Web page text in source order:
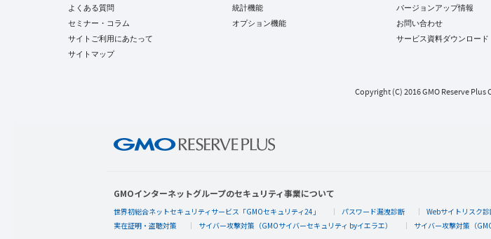
よくある質問
セミナー・コラム
サイトご利用にあたって
サイトマップ
統計機能
オプション機能
バージョンアップ情報
お問い合わせ
サービス資料ダウンロード
Copyright (C) 2016 GMO Reserve Plus
GMOインターネットグループのセキュリティ事業について
世界初総合ネットセキュリティサービス「GMOセキュリティ24」 パスワード漏洩診断 Webサイトリスク
実在証明・盗聴対策
サイバー攻撃対策（GMOサイバーセキュリティ byイエラエ） サイバー攻撃対策（